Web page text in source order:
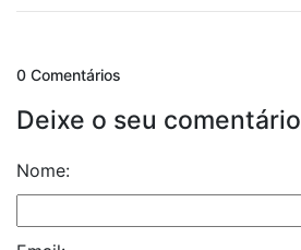
0 Comentários
Deixe o seu
Nome: